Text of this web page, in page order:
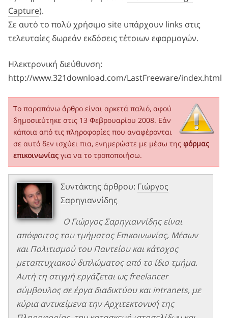
Capture).
Σε αυτό το πολύ χρήσιμο site υπάρχουν links στις
τελευταίες δωρεάν εκδόσεις τέτοιων εφαρμογών.
Ηλεκτρονική διεύθυνση:
http://www.321download.com/LastFreeware/index.html
Το παραπάνω άρθρο είναι αρκετά παλιό, αφού
δημοσιεύτηκε στις 13 Φεβρουαρίου 2008. Εάν
κάποια από τις πληροφορίες που αναφέρονται
σε αυτό δεν ισχύει πια, ενημερώστε με μέσω της φόρμας
επικοινωνίας για να το τροποποιήσω.
Συντάκτης άρθρου: Γιώργος
Σαρηγιαννίδης
Ο Γιώργος Σαρηγιαννίδης είναι
απόφοιτος του τμήματος Επικοινωνίας, Μέσων
και Πολιτισμού του Παντείου και κάτοχος
μεταπτυχιακού διπλώματος από το ίδιο τμήμα.
Αυτή τη στιγμή εργάζεται ως freelancer
σύμβουλος σε έργα διαδικτύου και intranets, με
κύρια αντικείμενα την Αρχιτεκτονική της